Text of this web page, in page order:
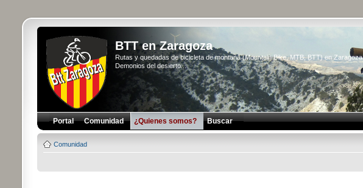
BTT en Zaragoza
Rutas y quedadas de bicicleta de montaña (Mountain Bike, MTB, BTT) en Zaragoza
Demonios del desierto...
Portal Comunidad ¿Quienes somos? Buscar
Comunidad